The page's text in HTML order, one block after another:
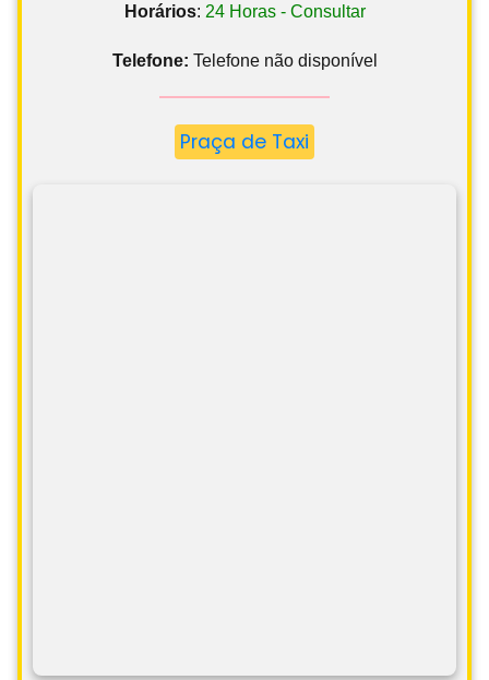
Horários: 24 Horas - Consultar
Telefone: Telefone não disponível
Praça de Taxi